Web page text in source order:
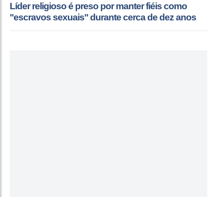
Líder religioso é preso por manter fiéis como
"escravos sexuais" durante cerca de dez anos